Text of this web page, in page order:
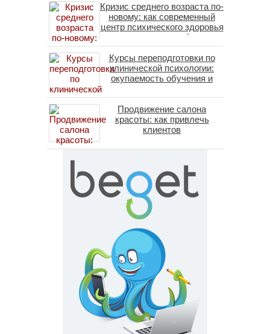
Кризис среднего возраста по-
новому: как современный
центр психического здоровья
помогает пересобрать
личность без таблеток
(методы ДПДГ и КПТ)
Курсы переподготовки по
клинической психологии:
окупаемость обучения и
специалистов в 2026 году
Продвижение салона
красоты: как привлечь
клиентов